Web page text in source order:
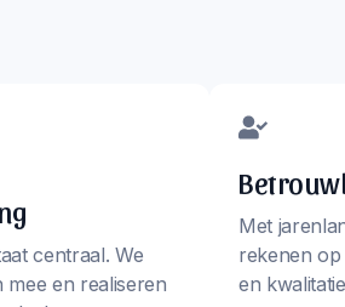
centraal. We
mee en realiseren
Met
rekenen
en